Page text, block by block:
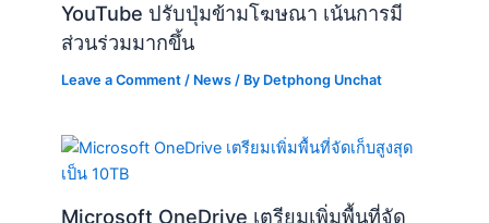
YouTube ปรับปุ่มข้ามโฆษณา เน้นการมี
ส่วนร่วมมากขึ้น
Leave a Comment / News / By Detphong Unchat
Microsoft OneDrive เตรียมเพิ่มพื้นที่จัด